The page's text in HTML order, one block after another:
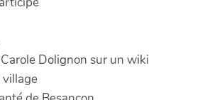
Dolignon sur un wiki